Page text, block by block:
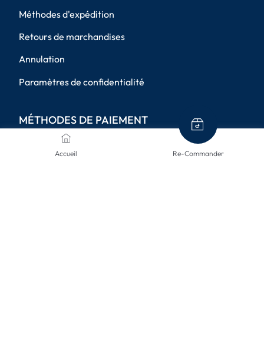
Accueil Re-Commander
Méthodes d'expédition
Retours de marchandises
Annulation
Paramètres de confidentialité
MÉTHODES DE PAIEMENT